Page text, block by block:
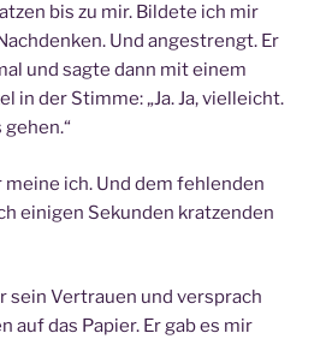
bis zu mir. Bildete ich mir
Und angestrengt. Er
und sagte dann mit einem
in der Stimme: „Ja. Ja, vielleicht.
ich. Und dem fehlenden
einigen Sekunden kratzenden
sein Vertrauen und versprach
auf das Papier. Er gab es mir